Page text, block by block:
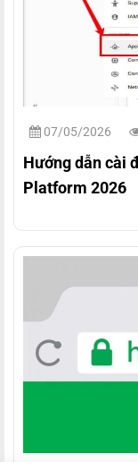
07/05/2026
Hướng dẫn cài
Platform 2026